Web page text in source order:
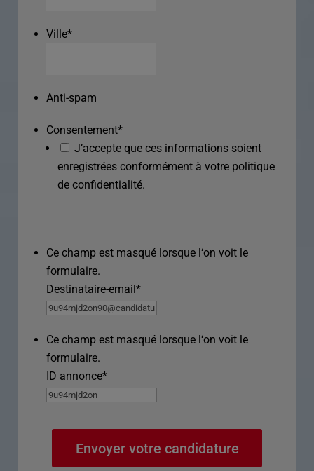
Ville*
Anti-spam
Consentement*
J’accepte que ces informations soient
enregistrées conformément à votre politique
de confidentialité.
Ce champ est masqué lorsque l‘on voit le
formulaire.
Destinataire-email*
Ce champ est masqué lorsque l‘on voit le
formulaire.
ID annonce*